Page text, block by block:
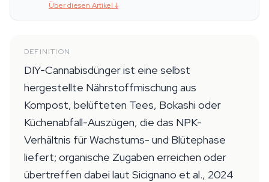
Über diesen Artikel ↓
DEFINITION
DIY-Cannabisdünger ist eine selbst
hergestellte Nährstoffmischung aus
Kompost, belüfteten Tees, Bokashi oder
Küchenabfall-Auszügen, die das NPK-
Verhältnis für Wachstums- und Blütephase
liefert; organische Zugaben erreichen oder
übertreffen dabei laut Sicignano et al., 2024